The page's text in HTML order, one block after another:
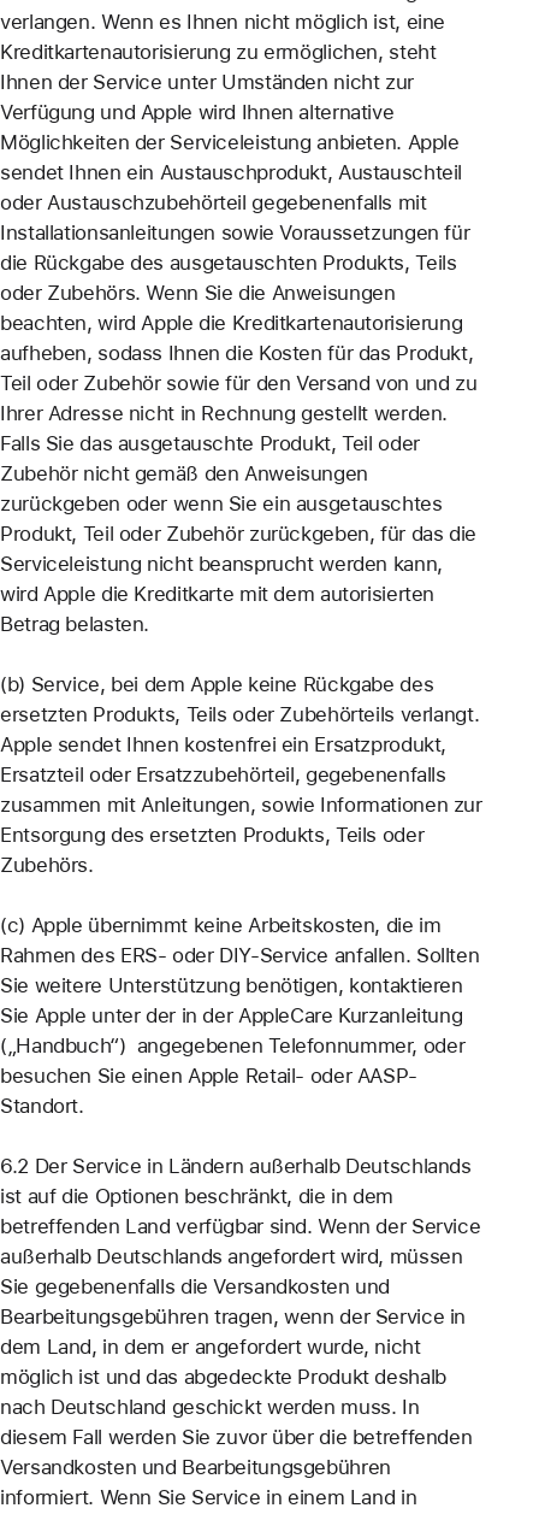
verlangen. Wenn es Ihnen nicht möglich ist, eine
Kreditkartenautorisierung zu ermöglichen, steht
Ihnen der Service unter Umständen nicht zur
Verfügung und Apple wird Ihnen alternative
Möglichkeiten der Serviceleistung anbieten. Apple
sendet Ihnen ein Austauschprodukt, Austauschteil
oder Austauschzubehörteil gegebenenfalls mit
Installationsanleitungen sowie Voraussetzungen für
die Rückgabe des ausgetauschten Produkts, Teils
oder Zubehörs. Wenn Sie die Anweisungen
beachten, wird Apple die Kreditkartenautorisierung
aufheben, sodass Ihnen die Kosten für das Produkt,
Teil oder Zubehör sowie für den Versand von und zu
Ihrer Adresse nicht in Rechnung gestellt werden.
Falls Sie das ausgetauschte Produkt, Teil oder
Zubehör nicht gemäß den Anweisungen
zurückgeben oder wenn Sie ein ausgetauschtes
Produkt, Teil oder Zubehör zurückgeben, für das die
Serviceleistung nicht beansprucht werden kann,
wird Apple die Kreditkarte mit dem autorisierten
Betrag belasten.
(b) Service, bei dem Apple keine Rückgabe des
ersetzten Produkts, Teils oder Zubehörteils verlangt.
Apple sendet Ihnen kostenfrei ein Ersatzprodukt,
Ersatzteil oder Ersatzzubehörteil, gegebenenfalls
zusammen mit Anleitungen, sowie Informationen zur
Entsorgung des ersetzten Produkts, Teils oder
Zubehörs.
(c) Apple übernimmt keine Arbeitskosten, die im
Rahmen des ERS- oder DIY-Service anfallen. Sollten
Sie weitere Unterstützung benötigen, kontaktieren
Sie Apple unter der in der AppleCare Kurzanleitung
(„Handbuch“) angegebenen Telefonnummer, oder
besuchen Sie einen Apple Retail- oder AASP-
Standort.
6.2 Der Service in Ländern außerhalb Deutschlands
ist auf die Optionen beschränkt, die in dem
betreffenden Land verfügbar sind. Wenn der Service
außerhalb Deutschlands angefordert wird, müssen
Sie gegebenenfalls die Versandkosten und
Bearbeitungsgebühren tragen, wenn der Service in
dem Land, in dem er angefordert wurde, nicht
möglich ist und das abgedeckte Produkt deshalb
nach Deutschland geschickt werden muss. In
diesem Fall werden Sie zuvor über die betreffenden
Versandkosten und Bearbeitungsgebühren
informiert. Wenn Sie Service in einem Land in